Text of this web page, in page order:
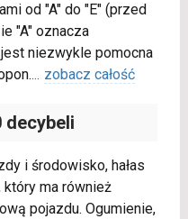
od "A" do "E" (przed
"A" oznacza
niezwykle pomocna
... zobacz całość
decybeli
i środowisko, hałas
który ma również
pojazdu. Ogumienie,